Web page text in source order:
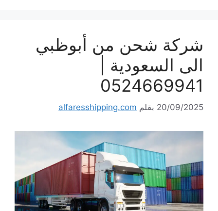
شركة شحن من أبوظبي
الى السعودية |
0524669941
20/09/2025 بقلم alfaresshipping.com